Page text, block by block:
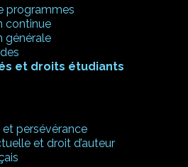
programmes
continue
générale
et droits étudiants
persévérance
et droit d’auteur